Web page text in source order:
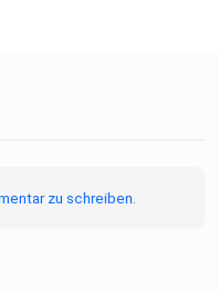
zu schreiben.